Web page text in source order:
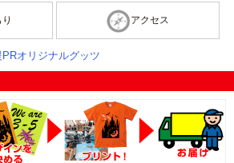
アクセス
オリジナルグッツ